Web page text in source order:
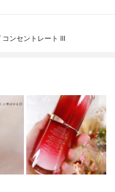
ンセントレート III